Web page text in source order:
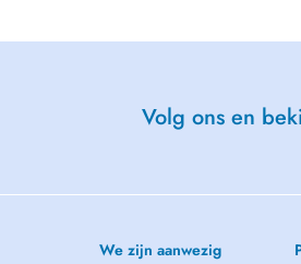
Volg ons en
We zijn aanwezig